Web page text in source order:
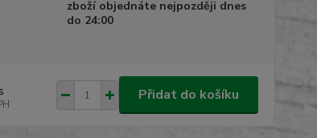
zboží objednáte nejpozději dnes
do 24:00
Přidat do košíku